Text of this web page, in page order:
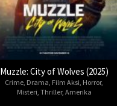
Muzzle: City of Wolves (2025)
Crime, Drama, Film Aksi, Horror,
Misteri, Thriller, Amerika